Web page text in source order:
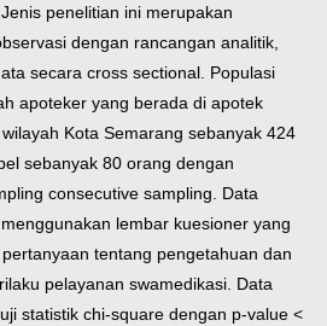
penelitian ini merupakan
dengan rancangan analitik,
secara cross sectional. Populasi
apoteker yang berada di apotek
Kota Semarang sebanyak 424
sebanyak 80 orang dengan
consecutive sampling. Data
lembar kuesioner yang
tentang pengetahuan dan
pelayanan swamedikasi. Data
statistik chi-square dengan p-value <